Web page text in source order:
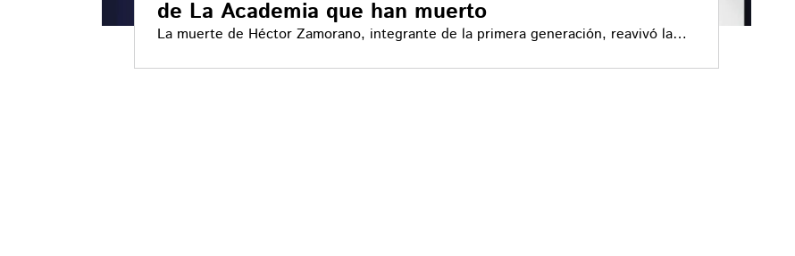
de La Academia que han muerto
La muerte de Héctor Zamorano, integrante de la primera generación, reavivó la